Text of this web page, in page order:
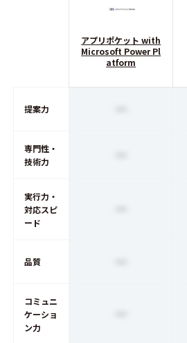
アプリポケット with
Microsoft Power Pl
atform
提案力
専門性・
技術力
実行力・
対応スピ
ード
品質
コミュニ
ケーショ
ン力